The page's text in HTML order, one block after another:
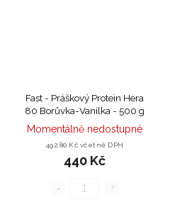
Fast - Práškový Protein Hera
80 Borůvka-Vanilka - 500 g
Momentálně nedostupné
492,80 Kč včetně DPH
440 Kč